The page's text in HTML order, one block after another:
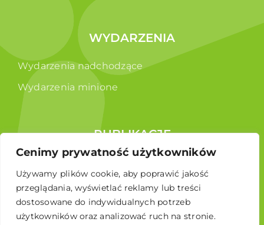
Cenimy prywatność użytkowników
Używamy plików cookie, aby poprawić jakość
przeglądania, wyświetlać reklamy lub treści
dostosowane do indywidualnych potrzeb
użytkowników oraz analizować ruch na stronie.
WYDARZENIA
Wydarzenia nadchodzące
Wydarzenia minione
PUBLIKACJE
Raporty
Broszura edukacyjna